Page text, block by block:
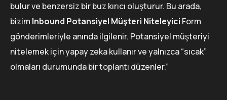
bulur ve benzersiz bir buz kırıcı oluşturur. Bu arada,
bizim Inbound Potansiyel Müşteri Niteleyici Form
gönderimleriyle anında ilgilenir. Potansiyel müşteriyi
nitelemek için yapay zeka kullanır ve yalnızca “sıcak”
olmaları durumunda bir toplantı düzenler.”